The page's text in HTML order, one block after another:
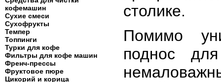
кофемашин
Сухие смеси
Сухофрукты
Темпер
Топпинги
Турки для кофе
Фильтры для кофе машин
Френч-прессы
Фруктовое пюре
Цикорий и корица
столике.
Помимо
поднос